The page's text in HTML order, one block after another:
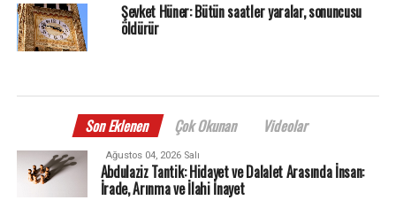
Şevket Hüner: Bütün saatler yaralar, sonuncusu
öldürür
Son Eklenen Çok Okunan Videolar
Ağustos 04, 2026 Salı
Abdulaziz Tantik: Hidayet ve Dalalet Arasında İnsan:
İrade, Arınma ve İlahi İnayet